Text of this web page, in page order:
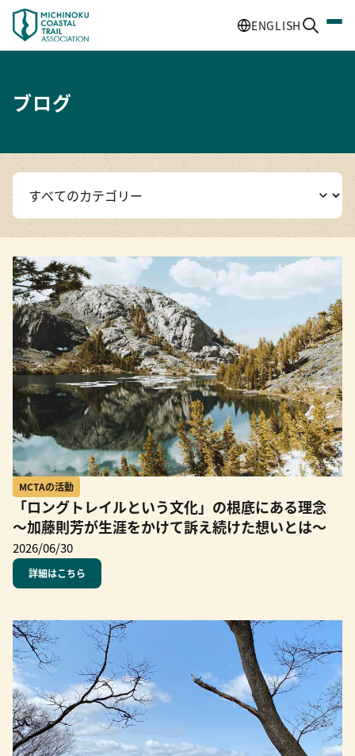
ENGLISH
ブログ
MCTAの活動
「ロングトレイルという文化」の根底にある理念
～加藤則芳が生涯をかけて訴え続けた想いとは～
2026/06/30
詳細はこちら